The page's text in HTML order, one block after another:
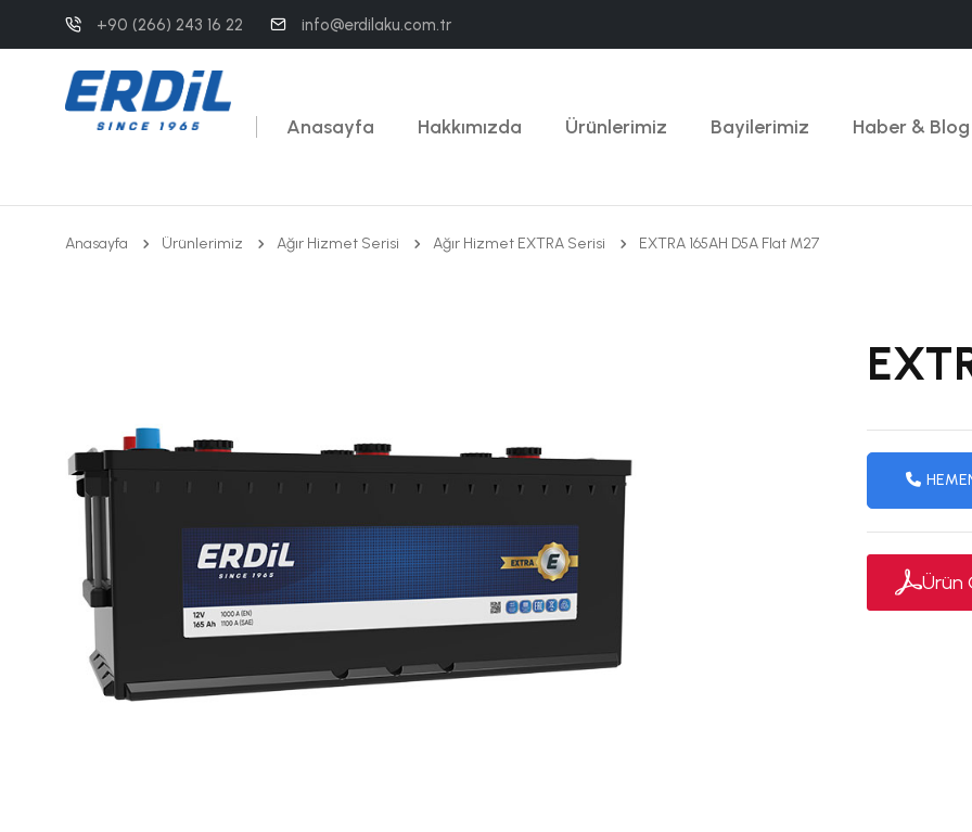
+90 (266) 243 16 22 info@erdilaku.com.tr
Anasayfa Hakkımızda Ürünlerimiz Bayilerimiz Haber & Blog
Anasayfa Ürünlerimiz Ağır Hizmet Serisi Ağır Hizmet EXTRA Serisi EXTRA 165AH D5A Flat M27
Ürün